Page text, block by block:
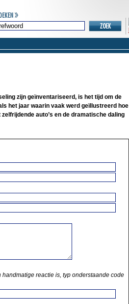
zijn geïnventariseerd, is het tijd om de
het jaar waarin vaak werd geïllustreerd hoe
auto’s en de dramatische daling
reactie is, typ onderstaande code